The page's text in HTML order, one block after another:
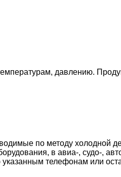
давлению.
по методу холодной
в авиа-, судо-,
телефонам или